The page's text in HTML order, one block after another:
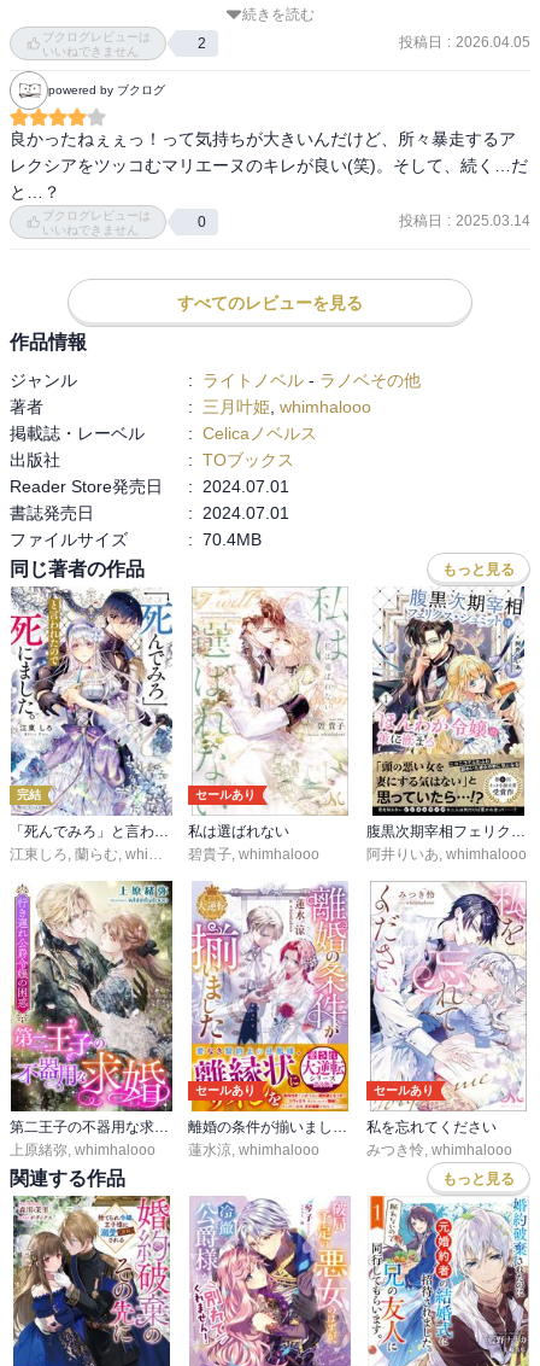
さ。
セカイ系？みたいな、狭い世界に2人だけのような展開をどうでもい
いと感じつつ…（なら読むなよ）。
ラノベ（に限らず、少女漫画も？）の描く恋愛って共依存とかスト
ーカーとかモラハラとかが多いよね。
フィクションで読むにはそういうのが魅力的に見えるのか。
続きを読む
ブクログレビューは
いいねできません
2 投稿日 : 2026.04.05
powered by ブクログ
良かったねぇぇっ！って気持ちが大きいんだけど、所々暴走するア
レクシアをツッコむマリエーヌのキレが良い(笑)。そして、続く…だ
と…？
ブクログレビューは
いいねできません
0 投稿日 : 2025.03.14
すべてのレビューを見る
作品情報
ジャンル : ライトノベル - ラノベその他
著者
: 三月叶姫 whimhalooo
掲載誌・レーベル
: Celicaノベルス
出版社
: TOブックス
Reader Store発売日
:
2024.07.01
書誌発売日
:
2024.07.01
ファイルサイズ
: 70.4MB
同じ著者の作品 もっと見る
完結
「死んでみろ」と言われたので死にました。
江東しろ, 蘭らむ, whimhalooo
セールあり
私は選ばれない
碧貴子, whimhalooo
腹黒次期宰相フェリクス・シュミットはほんわか令嬢の策に嵌まる
阿井りいあ, whimhalooo
上原緒弥 whimhalooo
セールあり
蓮水涼 whimhalooo
セールあり
私を忘れてください
みつき怜 whimhalooo
関連する作品 もっと見る